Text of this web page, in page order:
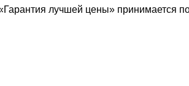
лучшей цены» принимается